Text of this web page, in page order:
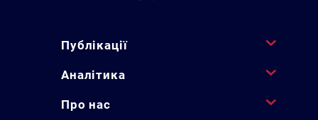
Публікації
Аналітика
Про нас